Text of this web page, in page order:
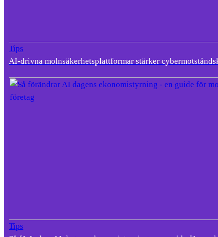
Tips
AI-drivna molnsäkerhetsplattformar stärker
Tips